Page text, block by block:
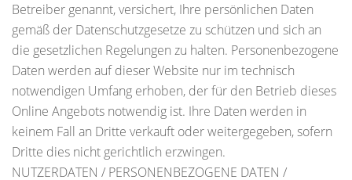
Betreiber genannt, versichert, Ihre persönlichen Daten
gemäß der Datenschutzgesetze zu schützen und sich an
die gesetzlichen Regelungen zu halten. Personenbezogene
Daten werden auf dieser Website nur im technisch
notwendigen Umfang erhoben, der für den Betrieb dieses
Online Angebots notwendig ist. Ihre Daten werden in
keinem Fall an Dritte verkauft oder weitergegeben, sofern
Dritte dies nicht gerichtlich erzwingen.
NUTZERDATEN / PERSONENBEZOGENE DATEN /